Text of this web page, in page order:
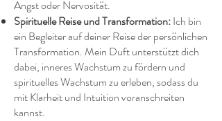
Angst oder Nervosität.
Spirituelle Reise und Transformation:Ich bin
ein Begleiter auf deiner Reise der persönlichen
Transformation. Mein Duft unterstützt dich
dabei, inneres Wachstum zu fördern und
spirituelles Wachstum zu erleben, sodass du
mit Klarheit und Intuition voranschreiten
kannst.